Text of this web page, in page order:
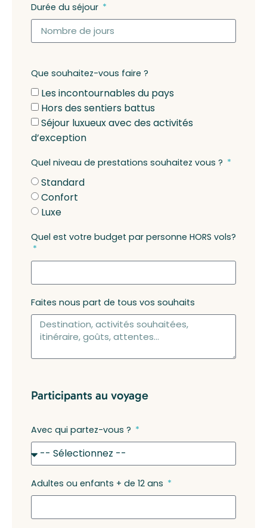
Durée du séjour
Que souhaitez-vous faire ?
Les incontournables du pays
Hors des sentiers battus
Séjour luxueux avec des activités
d’exception
Quel niveau de prestations souhaitez vous ?
Standard
Confort
Luxe
Quel est votre budget par personne HORS vols?
Faites nous part de tous vos souhaits
Participants au voyage
Avec qui partez-vous ?
Adultes ou enfants + de 12 ans